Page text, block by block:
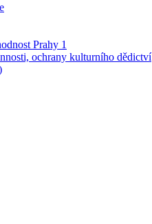
Prahy 1
ochrany kulturního dědictví